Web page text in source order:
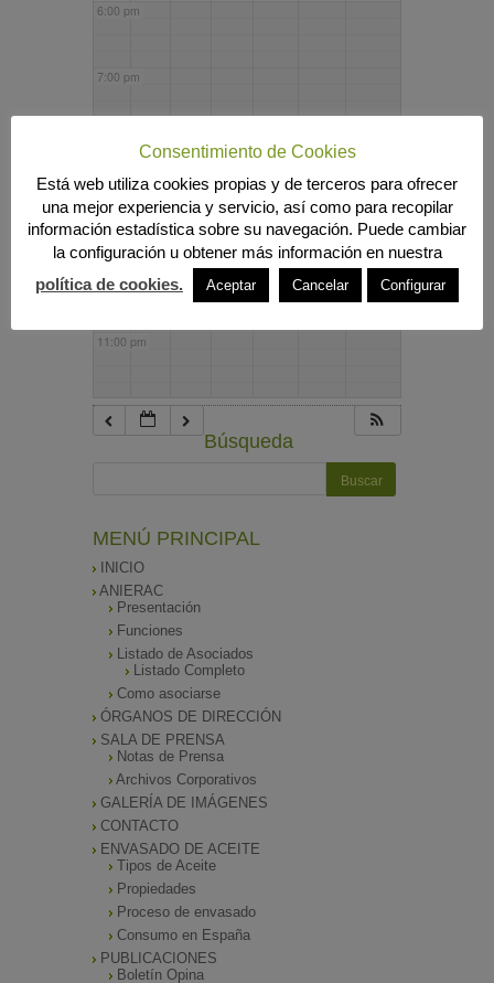
6:00 pm
7:00 pm
9:00 pm
10:00 pm
11:00 pm
Búsqueda
MENÚ PRINCIPAL
INICIO
ANIERAC
Presentación
Funciones
Listado de Asociados
Listado Completo
Como asociarse
ÓRGANOS DE DIRECCIÓN
SALA DE PRENSA
Notas de Prensa
Archivos Corporativos
GALERÍA DE IMÁGENES
CONTACTO
ENVASADO DE ACEITE
Tipos de Aceite
Propiedades
Proceso de envasado
Consumo en España
PUBLICACIONES
Boletín Opina
Consentimiento de Cookies
Está web utiliza cookies propias y de terceros para ofrecer
una mejor experiencia y servicio, así como para recopilar
información estadística sobre su navegación. Puede cambiar
la configuración u obtener más información en nuestra
política de cookies.
Aceptar Cancelar Configurar